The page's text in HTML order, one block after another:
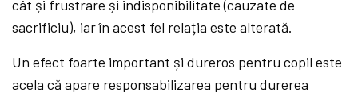
cât și frustrare și indisponibilitate (cauzate de
sacrificiu), iar în acest fel relația este alterată.
Un efect foarte important și dureros pentru copil este
acela că apare responsabilizarea pentru durerea